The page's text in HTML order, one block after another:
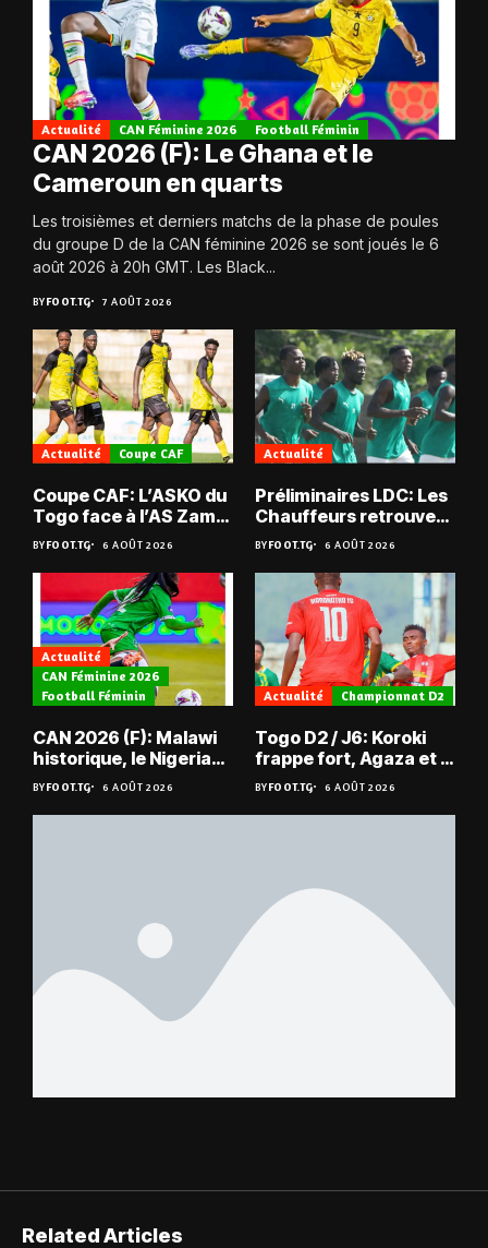
Actualité CAN Féminine 2026 Football Féminin
CAN 2026 (F): Le Ghana et le
Cameroun en quarts
Les troisièmes et derniers matchs de la phase de poules
du groupe D de la CAN féminine 2026 se sont joués le 6
août 2026 à 20h GMT. Les Black...
BYFOOT.TG 7 AOÛT 2026
Actualité Coupe CAF
Coupe CAF: L’ASKO du
Togo face à l’AS Zam
du Niger
BYFOOT.TG 6 AOÛT 2026
Actualité
Préliminaires LDC: Les
Chauffeurs retrouvent
les Mimos
BYFOOT.TG 6 AOÛT 2026
Actualité
CAN Féminine 2026
Football Féminin
CAN 2026 (F): Malawi
historique, le Nigeria
sauvé, la Zambie
éliminée
BYFOOT.TG 6 AOÛT 2026
Actualité Championnat D2
Togo D2 / J6: Koroki
frappe fort, Agaza et la
JCA assurent,
suspense avant Sara
FC – Doumbé FC
BYFOOT.TG 6 AOÛT 2026
Related Articles